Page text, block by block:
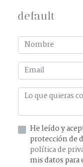
default
He leído y acepto la información básica
política de
mis datos